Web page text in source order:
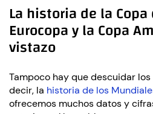
La historia de la
Eurocopa y la Copa
vistazo
Tampoco hay que descuidar
decir, la historia de los
ofrecemos muchos datos y